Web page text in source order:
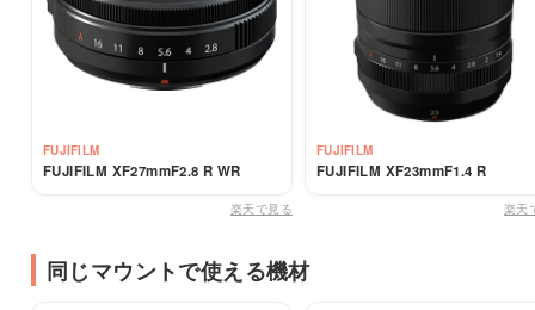
FUJIFILM
FUJIFILM XF27mmF2.8 R WR
楽天で見る
FUJIFILM
FUJIFILM XF23mmF1.4 R
楽天
同じマウントで使える機材